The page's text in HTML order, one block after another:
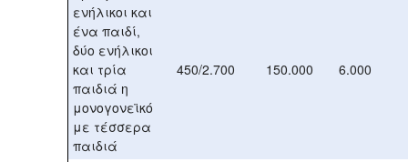
ενήλικοι και
ένα παιδί,
δύο ενήλικοι
και τρία
παιδιά η
μονογονεϊκό
με τέσσερα
παιδιά
450/2.700 150.000 6.000